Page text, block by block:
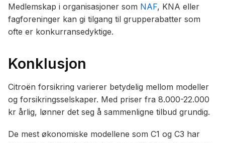
Medlemskap i organisasjoner som NAF, KNA eller
fagforeninger kan gi tilgang til grupperabatter som
ofte er konkurransedyktige.
Konklusjon
Citroën forsikring varierer betydelig mellom modeller
og forsikringsselskaper. Med priser fra 8.000-22.000
kr årlig, lønner det seg å sammenligne tilbud grundig.
De mest økonomiske modellene som C1 og C3 har